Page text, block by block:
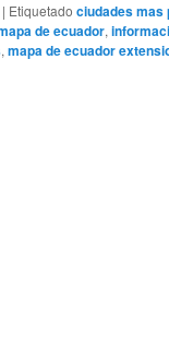
| Etiquetado ciudades mas
de ecuador,
, mapa de ecuador